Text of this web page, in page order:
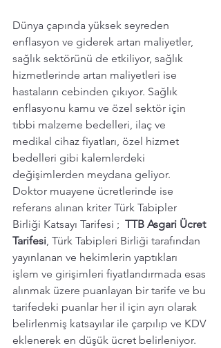
Dünya çapında yüksek seyreden
enflasyon ve giderek artan maliyetler,
sağlık sektörünü de etkiliyor, sağlık
hizmetlerinde artan maliyetleri ise
hastaların cebinden çıkıyor. Sağlık
enflasyonu kamu ve özel sektör için
tıbbi malzeme bedelleri, ilaç ve
medikal cihaz fiyatları, özel hizmet
bedelleri gibi kalemlerdeki
değişimlerden meydana geliyor.
Doktor muayene ücretlerinde ise
referans alınan kriter Türk Tabipler
Birliği Katsayı Tarifesi ; TTB Asgari Ücret
Tarifesi, Türk Tabipleri Birliği tarafından
yayınlanan ve hekimlerin yaptıkları
işlem ve girişimleri fiyatlandırmada esas
alınmak üzere puanlayan bir tarife ve bu
tarifedeki puanlar her il için ayrı olarak
belirlenmiş katsayılar ile çarpılıp ve KDV
eklenerek en düşük ücret belirleniyor.